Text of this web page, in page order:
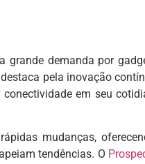
demanda por
pela inovação
em seu
mudanças,
tendências. O